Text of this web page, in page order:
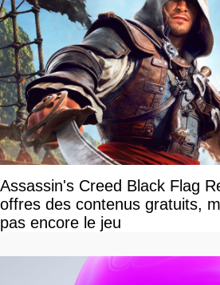
Assassin's Creed Black Flag
offres des contenus gratuits,
pas encore le jeu